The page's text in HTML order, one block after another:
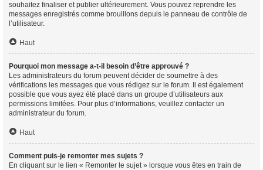
souhaitez finaliser et publier ultérieurement. Vous pouvez reprendre les
messages enregistrés comme brouillons depuis le panneau de contrôle de
l’utilisateur.
Haut
Pourquoi mon message a-t-il besoin d’être approuvé ?
Les administrateurs du forum peuvent décider de soumettre à des
vérifications les messages que vous rédigez sur le forum. Il est également
possible que vous ayez été placé dans un groupe d’utilisateurs aux
permissions limitées. Pour plus d’informations, veuillez contacter un
administrateur du forum.
Haut
Comment puis-je remonter mes sujets ?
En cliquant sur le lien « Remonter le sujet » lorsque vous êtes en train de